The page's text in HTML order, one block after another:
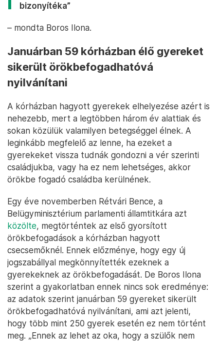
bizonyítéka”
– mondta Boros Ilona.
Januárban 59 kórházban élő gyereket
sikerült örökbefogadhatóvá
nyilvánítani
A kórházban hagyott gyerekek elhelyezése azért is
nehezebb, mert a legtöbben három év alattiak és
sokan közülük valamilyen betegséggel élnek. A
leginkább megfelelő az lenne, ha ezeket a
gyerekeket vissza tudnák gondozni a vér szerinti
családjukba, vagy ha ez nem lehetséges, akkor
örökbe fogadó családba kerülnének.
Egy éve novemberben Rétvári Bence, a
Belügyminisztérium parlamenti államtitkára azt
közölte, megtörténtek az első gyorsított
örökbefogadások a kórházban hagyott
csecsemőknél. Ennek előzménye, hogy egy új
jogszabállyal megkönnyítették ezeknek a
gyerekeknek az örökbefogadását. De Boros Ilona
szerint a gyakorlatban ennek nincs sok eredménye:
az adatok szerint januárban 59 gyereket sikerült
örökbefogadhatóvá nyilvánítani, ami azt jelenti,
hogy több mint 250 gyerek esetén ez nem történt
meg. „Ennek az lehet az oka, hogy a szülők nem